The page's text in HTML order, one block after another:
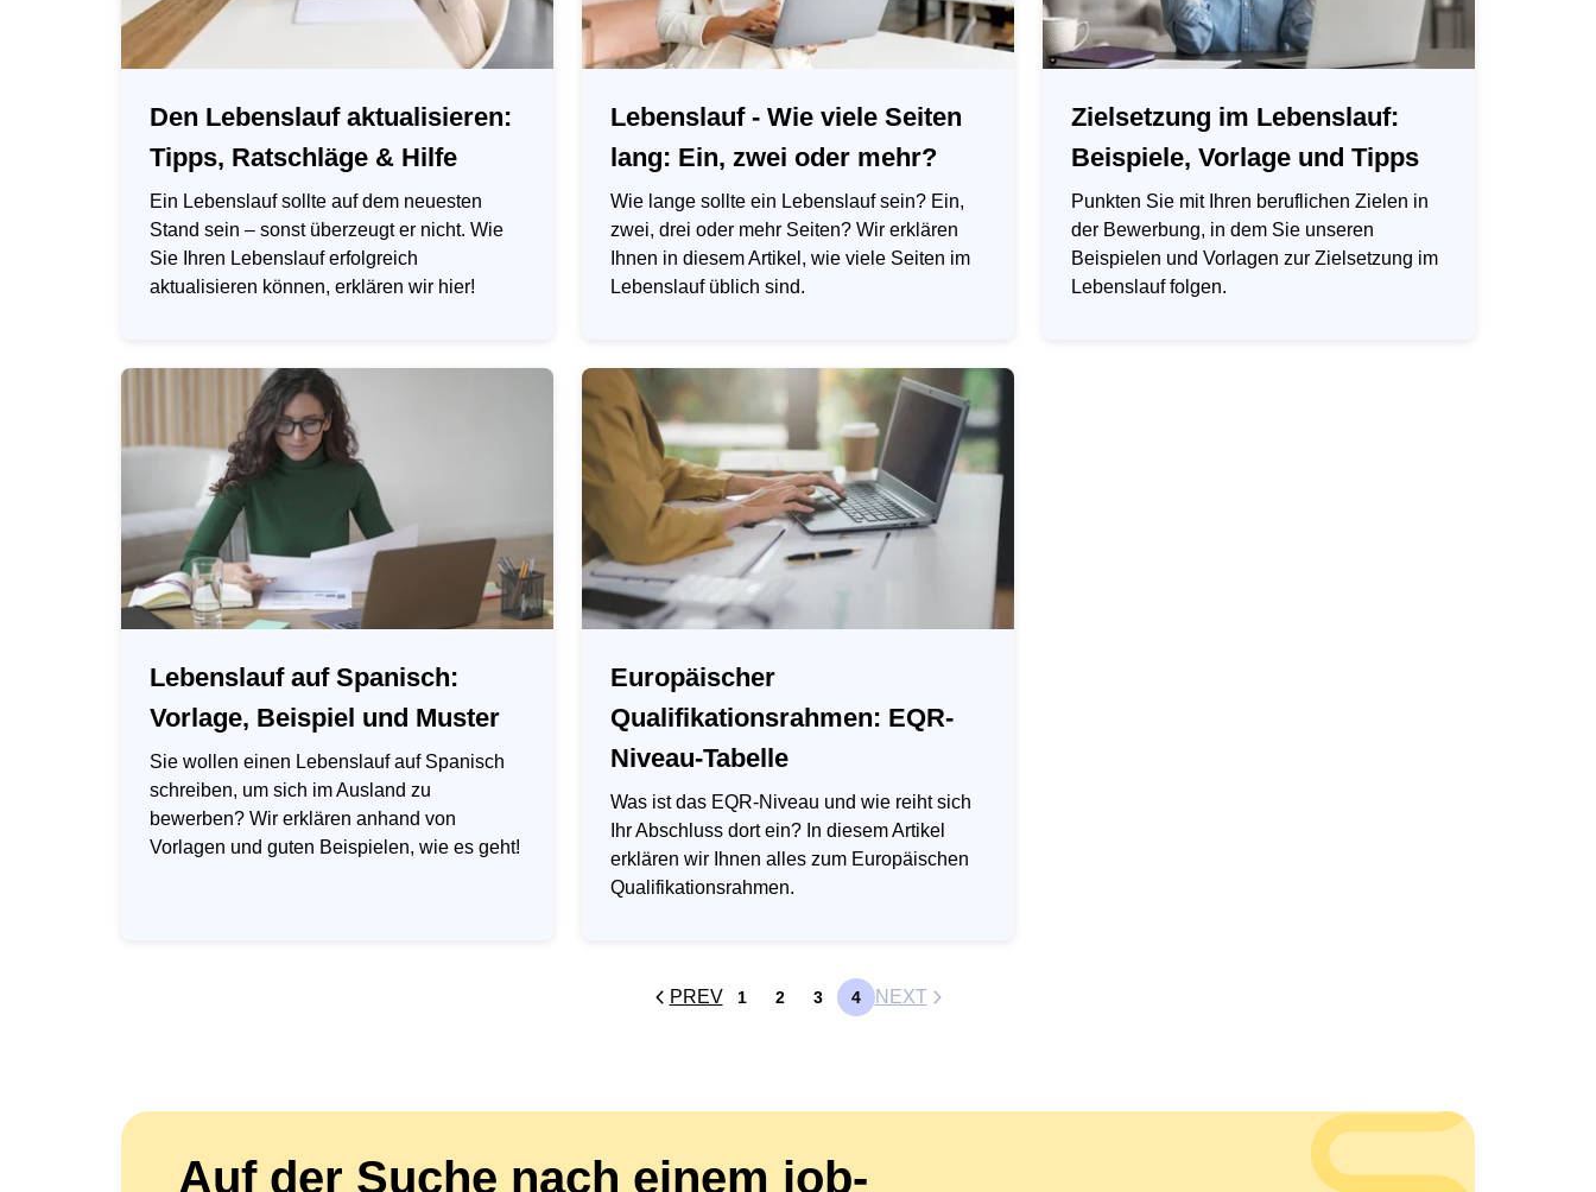
Den Lebenslauf aktualisieren:
Tipps, Ratschläge & Hilfe
Ein Lebenslauf sollte auf dem neuesten
Stand sein – sonst überzeugt er nicht. Wie
Sie Ihren Lebenslauf erfolgreich
aktualisieren können, erklären wir hier!
Lebenslauf - Wie viele Seiten
lang: Ein, zwei oder mehr?
Wie lange sollte ein Lebenslauf sein? Ein,
zwei, drei oder mehr Seiten? Wir erklären
Ihnen in diesem Artikel, wie viele Seiten im
Lebenslauf üblich sind.
Zielsetzung im Lebenslauf:
Beispiele, Vorlage und Tipps
Punkten Sie mit Ihren beruflichen Zielen in
der Bewerbung, in dem Sie unseren
Beispielen und Vorlagen zur Zielsetzung im
Lebenslauf folgen.
Lebenslauf auf Spanisch:
Vorlage, Beispiel und Muster
Sie wollen einen Lebenslauf auf Spanisch
schreiben, um sich im Ausland zu
bewerben? Wir erklären anhand von
Vorlagen und guten Beispielen, wie es geht!
Europäischer
Qualifikationsrahmen: EQR-
Niveau-Tabelle
Was ist das EQR-Niveau und wie reiht sich
Ihr Abschluss dort ein? In diesem Artikel
erklären wir Ihnen alles zum Europäischen
Qualifikationsrahmen.
PREV 1 2 3 4 NEXT
Auf der Suche nach einem job-